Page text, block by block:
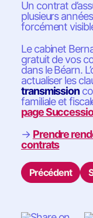
Un contrat
plusieurs
forcément
Le cabinet
gratuit de vos
dans le Béarn.
actualiser les
transmission
familiale et
page
→ Prendre
contrats
Précédent